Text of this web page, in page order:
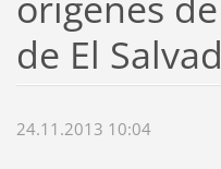
de El
24.11.2013 10:04